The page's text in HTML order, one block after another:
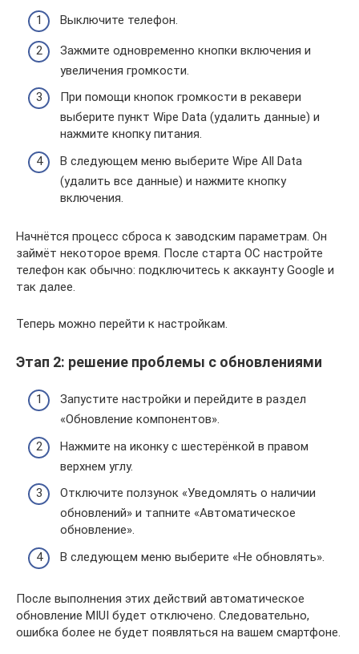
Выключите телефон.
Зажмите одновременно кнопки включения и
увеличения громкости.
При помощи кнопок громкости в рекавери
выберите пункт Wipe Data (удалить данные) и
нажмите кнопку питания.
В следующем меню выберите Wipe All Data
(удалить все данные) и нажмите кнопку
включения.
Начнётся процесс сброса к заводским параметрам. Он
займёт некоторое время. После старта ОС настройте
телефон как обычно: подключитесь к аккаунту Google и
так далее.
Теперь можно перейти к настройкам.
Этап 2: решение проблемы с обновлениями
Запустите настройки и перейдите в раздел
«Обновление компонентов».
Нажмите на иконку с шестерёнкой в правом
верхнем углу.
Отключите ползунок «Уведомлять о наличии
обновлений» и тапните «Автоматическое
обновление».
В следующем меню выберите «Не обновлять».
После выполнения этих действий автоматическое
обновление MIUI будет отключено. Следовательно,
ошибка более не будет появляться на вашем смартфоне.